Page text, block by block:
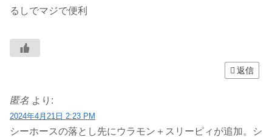
るしでマジで便利
返信
匿名 より:
2024年4月21日 2:23 PM
シーホースの落とし先にウラモン＋スリーピィが追加。シ